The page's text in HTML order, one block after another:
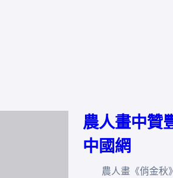
農人畫中贊
中國網
農人畫《俏金秋》